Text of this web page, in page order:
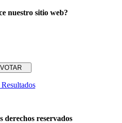
nuestro sitio web?
derechos reservados